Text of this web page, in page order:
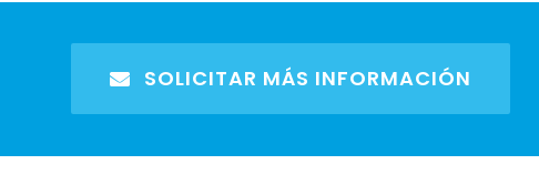
SOLICITAR MÁS INFORMACIÓN